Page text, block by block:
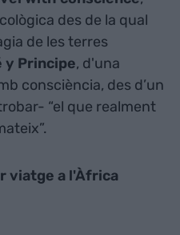
des de la qual
de les terres
y Principe, d'una
consciència, des d’un
“el que realment
viatge a l'Àfrica